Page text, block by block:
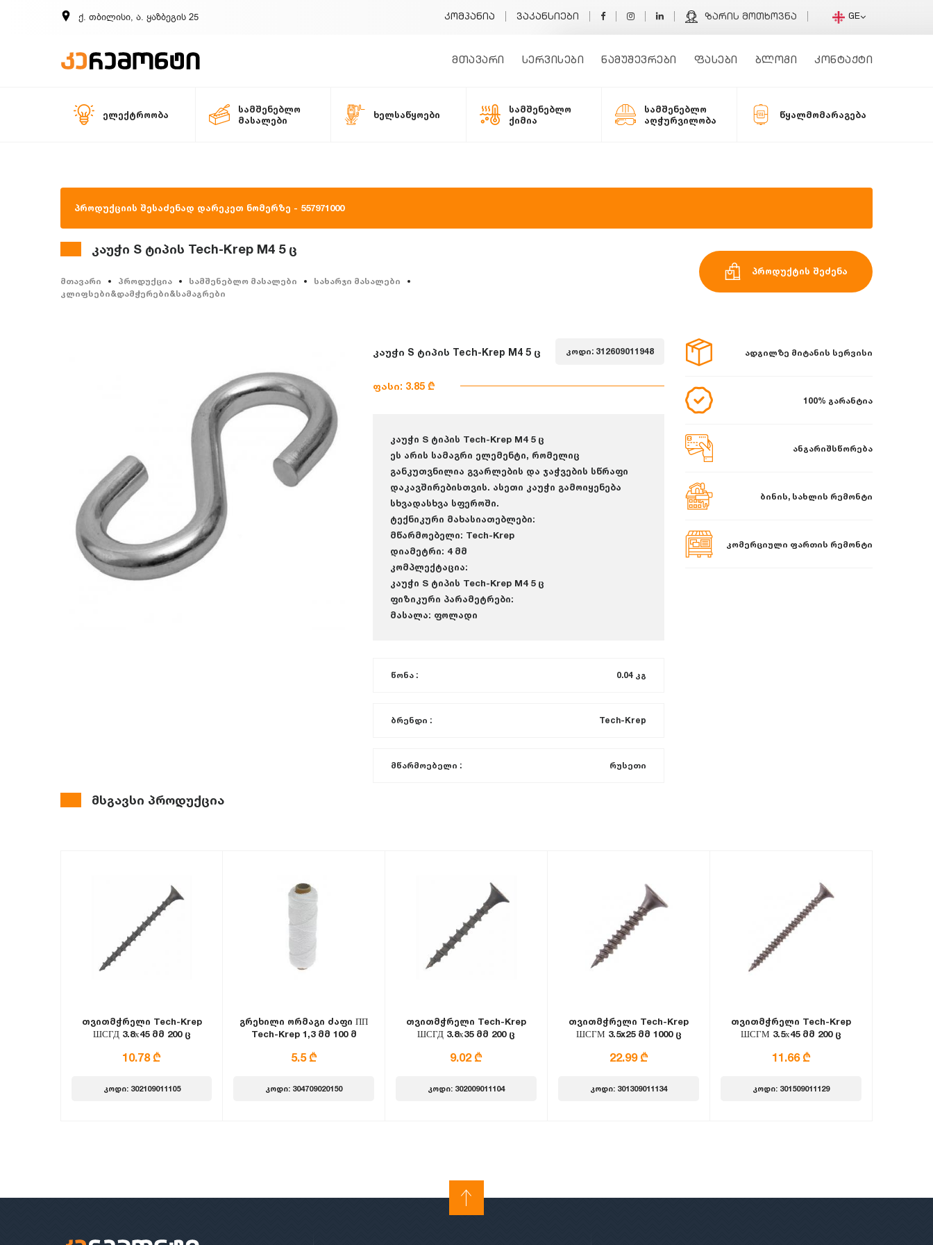
ქ. თბილისი, ა. ყაზბეგის 25 კომპანია ვაკანსიები ზარის მოთხოვნა GE
მთავარი სერვისები ნამუშევრები ფასები ბლოგი კონტაქტი
ელექტროობა
სამშენებლო
მასალები
ხელსაწყოები
სამშენებლო
ქიმია
სამშენებლო
აღჭურვილობა
წყალმომარაგება
პროდუქციის შესაძენად დარეკეთ ნომერზე - 557971000
კაუჭი S ტიპის Tech-Krep M4 5 ც
მთავარი პროდუქცია სამშენებლო მასალები
სახარჯი მასალები
კლიფსები&დამჭერები&სამაგრები
პროდუქტის შეძენა
კაუჭი S ტიპის Tech-Krep M4 5 ც კოდი: 312609011948
ფასი: 3.85 ₾
კაუჭი S ტიპის Tech-Krep M4 5 ც
ეს არის სამაგრი ელემენტი, რომელიც
განკუთვნილია გვარლების და ჯაჭვების სწრაფი
დაკავშირებისთვის. ასეთი კაუჭი გამოიყენება
სხვადასხვა სფეროში.
ტექნიკური მახასიათებლები:
მწარმოებელი: Tech-Krep
დიამეტრი: 4 მმ
კომპლექტაცია:
კაუჭი S ტიპის Tech-Krep M4 5 ც
ფიზიკური პარამეტრები:
მასალა: ფოლადი
წონა : 0.04 კგ
ბრენდი : Tech-Krep
მწარმოებელი : რუსეთი
ადგილზე მიტანის სერვისი
100% გარანტია
ანგარიშსწორება
ბინის, სახლის რემონტი
კომერციული ფართის რემონტი
მსგავსი პროდუქცია
თვითმჭრელი Tech-Krep
ШСГД 3.8х45 მმ 200 ც
10.78 ₾
კოდი: 302109011105
გრეხილი ორმაგი ძაფი ПП
Tech-Krep 1,3 მმ 100 მ
5.5 ₾
კოდი: 304709020150
თვითმჭრელი Tech-Krep
ШСГД 3.8х35 მმ 200 ც
9.02 ₾
კოდი: 302009011104
თვითმჭრელი Tech-Krep
ШСГМ 3.5x25 მმ 1000 ც
22.99 ₾
კოდი: 301309011134
თვითმჭრელი Tech-Krep
ШСГМ 3.5х45 მმ 200 ც
11.66 ₾
კოდი: 301509011129